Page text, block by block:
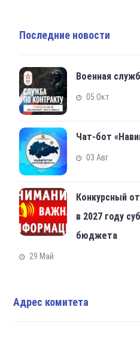
Последние новости
Военная
05 Окт
Чат-бот
03 Авг
Конкурсный
в 2027 году
бюджета
29 Май
Адрес комитета